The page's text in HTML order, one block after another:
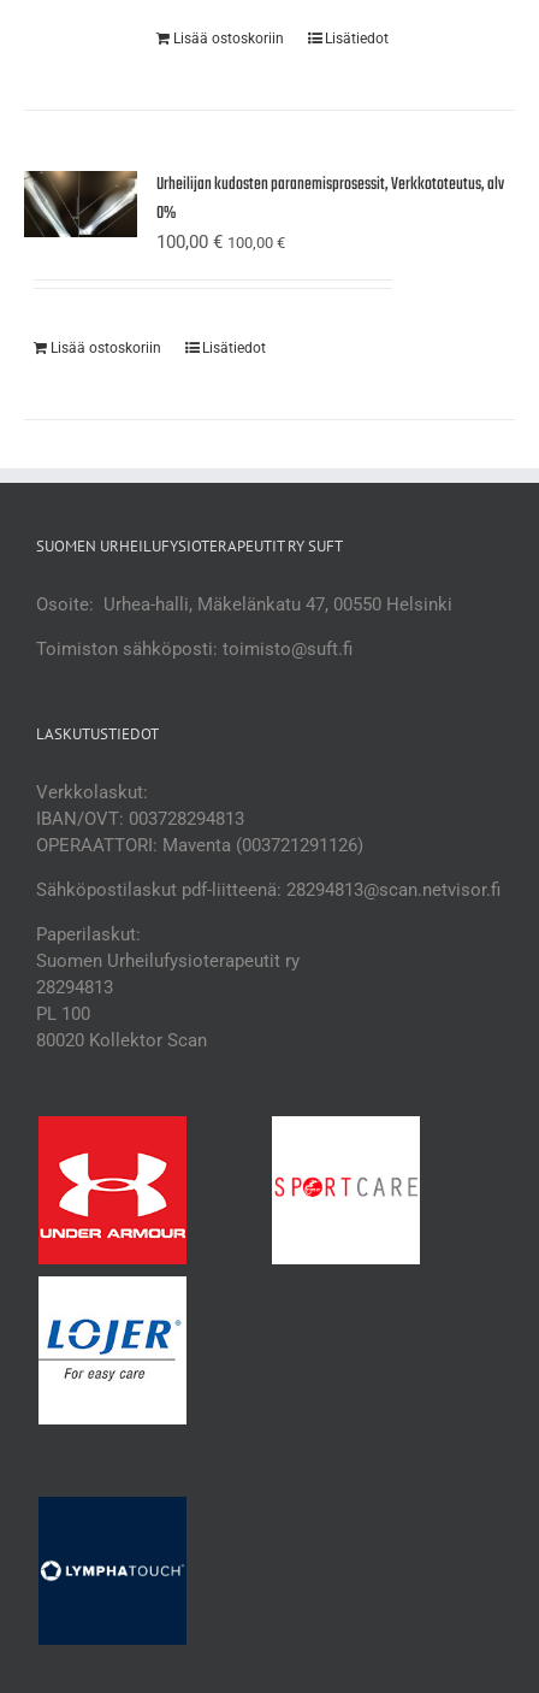
Lisää ostoskoriin Lisätiedot
Urheilijan kudosten paranemisprosessit, Verkkototeutus, alv
0%
100,00€ 100,00€
Lisää ostoskoriin Lisätiedot
SUOMEN URHEILUFYSIOTERAPEUTIT RY SUFT
Osoite: Urhea-halli, Mäkelänkatu 47, 00550 Helsinki
Toimiston sähköposti: toimisto@suft.fi
LASKUTUSTIEDOT
Verkkolaskut:
IBAN/OVT: 003728294813
OPERAATTORI: Maventa (003721291126)
Sähköpostilaskut pdf-liitteenä: 28294813@scan.netvisor.fi
Paperilaskut:
Suomen Urheilufysioterapeutit ry
28294813
PL 100
80020 Kollektor Scan